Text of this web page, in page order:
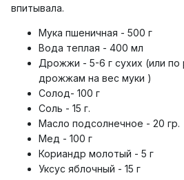
впитывала.
Мука пшеничная - 500 г
Вода теплая - 400 мл
Дрожжи - 5-6 г сухих (или по
дрожжам на вес муки )
Солод- 100 г
Соль - 15 г.
Масло подсолнечное - 20 гр.
Мед - 100 г
Кориандр молотый - 5 г
Уксус яблочный - 15 г